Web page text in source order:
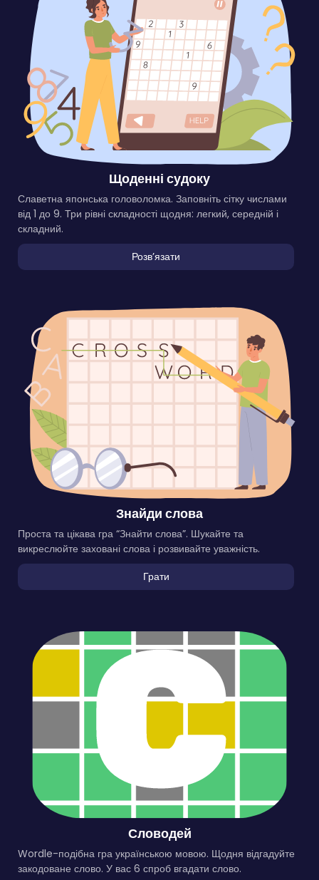
Щоденні судоку
Славетна японська головоломка. Заповніть сітку числами
від 1 до 9. Три рівні складності щодня: легкий, середній і
складний.
Розвʼязати
Знайди слова
Проста та цікава гра “Знайти слова”. Шукайте та
викреслюйте заховані слова і розвивайте уважність.
Грати
Словодей
Wordle-подібна гра українською мовою. Щодня відгадуйте
закодоване слово. У вас 6 спроб вгадати слово.